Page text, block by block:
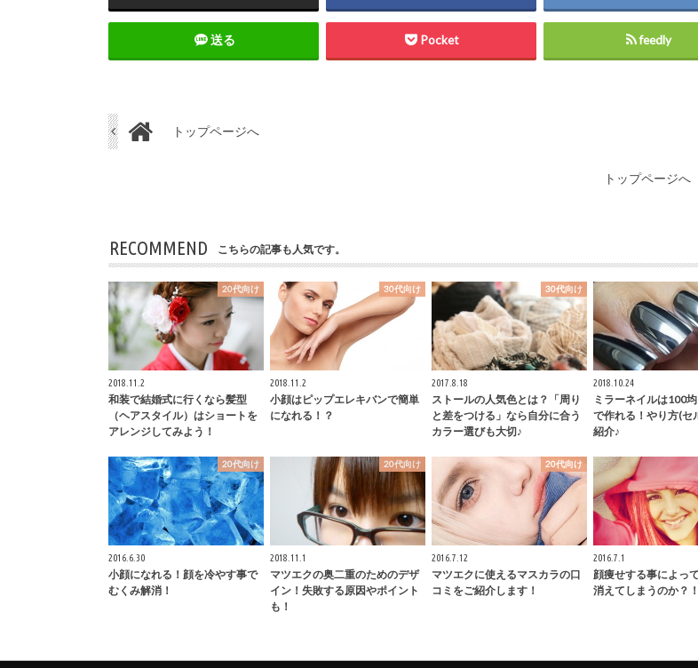
送る Pocket feedly
トップページへ
トップページへ
RECOMMEND こちらの記事も人気です。
20代向け
2018.11.2
和装で結婚式に行くなら髪型
（ヘアスタイル）はショートを
アレンジしてみよう！
30代向け
2018.11.2
小顔はピップエレキバンで簡単
になれる！？
30代向け
2017.8.18
ストールの人気色とは？「周り
と差をつける」なら自分に合う
カラー選びも大切♪
2018.10.24
ミラーネイルは100
で作れる！やり方(セ
紹介♪
20代向け
2016.6.30
小顔になれる！顔を冷やす事で
むくみ解消！
20代向け
2018.11.1
マツエクの奥二重のためのデザ
イン！失敗する原因やポイント
も！
20代向け
2016.7.12
マツエクに使えるマスカラの口
コミをご紹介します！
2016.7.1
顔痩せする事によっ
消えてしまうのか？！